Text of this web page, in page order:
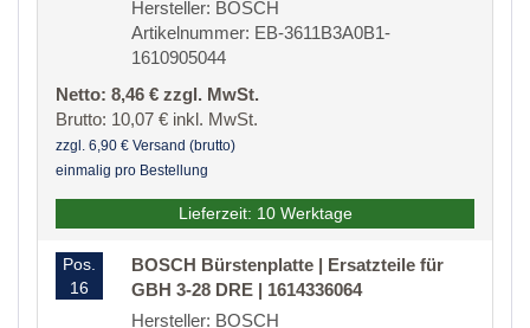
Hersteller: BOSCH
Artikelnummer: EB-3611B3A0B1-
1610905044
Netto: 8,46 € zzgl. MwSt.
Brutto: 10,07 € inkl. MwSt.
zzgl. 6,90 € Versand (brutto)
einmalig pro Bestellung
Lieferzeit: 10 Werktage
Pos.
16
BOSCH Bürstenplatte | Ersatzteile für
GBH 3-28 DRE | 1614336064
Hersteller: BOSCH